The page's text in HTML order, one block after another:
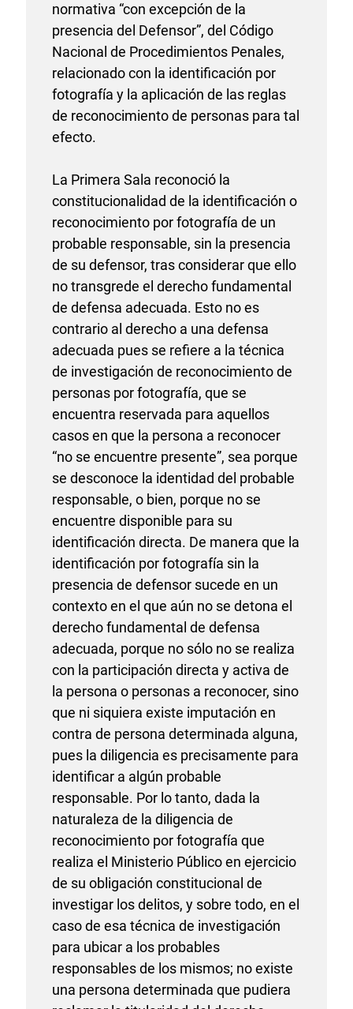
normativa “con excepción de la
presencia del Defensor”, del Código
Nacional de Procedimientos Penales,
relacionado con la identificación por
fotografía y la aplicación de las reglas
de reconocimiento de personas para tal
efecto.
La Primera Sala reconoció la
constitucionalidad de la identificación o
reconocimiento por fotografía de un
probable responsable, sin la presencia
de su defensor, tras considerar que ello
no transgrede el derecho fundamental
de defensa adecuada. Esto no es
contrario al derecho a una defensa
adecuada pues se refiere a la técnica
de investigación de reconocimiento de
personas por fotografía, que se
encuentra reservada para aquellos
casos en que la persona a reconocer
“no se encuentre presente”, sea porque
se desconoce la identidad del probable
responsable, o bien, porque no se
encuentre disponible para su
identificación directa. De manera que la
identificación por fotografía sin la
presencia de defensor sucede en un
contexto en el que aún no se detona el
derecho fundamental de defensa
adecuada, porque no sólo no se realiza
con la participación directa y activa de
la persona o personas a reconocer, sino
que ni siquiera existe imputación en
contra de persona determinada alguna,
pues la diligencia es precisamente para
identificar a algún probable
responsable. Por lo tanto, dada la
naturaleza de la diligencia de
reconocimiento por fotografía que
realiza el Ministerio Público en ejercicio
de su obligación constitucional de
investigar los delitos, y sobre todo, en el
caso de esa técnica de investigación
para ubicar a los probables
responsables de los mismos; no existe
una persona determinada que pudiera